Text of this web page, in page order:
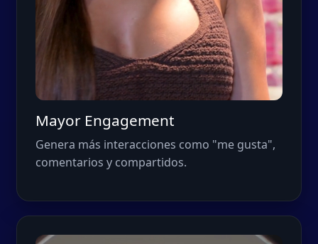
Mayor Engagement
Genera más interacciones como "me gusta",
comentarios y compartidos.